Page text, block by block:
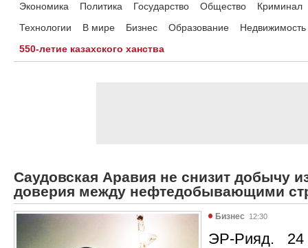
Экономика Политика Государство Общество
Криминал
Технологии
В мире Бизнес Образование
Недвижимость
550-летие казахского ханства
Саудовская Аравия не снизит добычу
доверия между нефтедобывающими
Бизнес 12:30
ЭР-Рияд. 24